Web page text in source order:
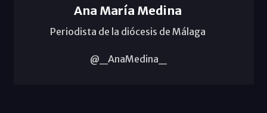
Ana María Medina
Periodista de la diócesis de Málaga
@_AnaMedina_